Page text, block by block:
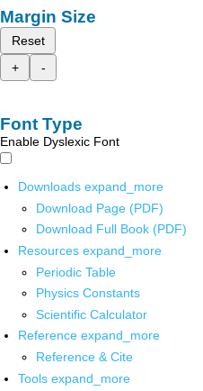
Margin Size
Reset
+
-
Font Type
Enable Dyslexic Font
Downloads expand_more
Download Page (PDF)
Download Full Book (PDF)
Resources expand_more
Periodic Table
Physics Constants
Scientific Calculator
Reference expand_more
Reference & Cite
Tools expand_more